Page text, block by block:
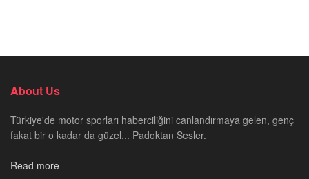
About Us
Türkiye'de motor sporları haberciliğini canlandırmaya gelen, genç
fakat bir o kadar da güzel... Padoktan Sesler.
Read more